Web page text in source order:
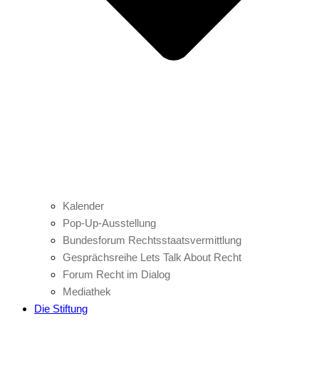
Kalender
Pop-Up-Ausstellung
Bundesforum Rechtsstaatsvermittlung
Gesprächsreihe Lets Talk About Recht
Forum Recht im Dialog
Mediathek
Die Stiftung